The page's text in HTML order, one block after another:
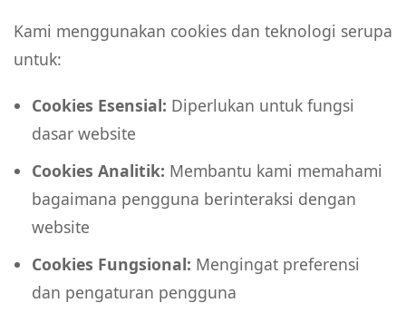
Kami menggunakan cookies dan teknologi serupa
untuk:
Cookies Esensial: Diperlukan untuk fungsi
dasar website
Cookies Analitik: Membantu kami memahami
bagaimana pengguna berinteraksi dengan
website
Cookies Fungsional: Mengingat preferensi
dan pengaturan pengguna